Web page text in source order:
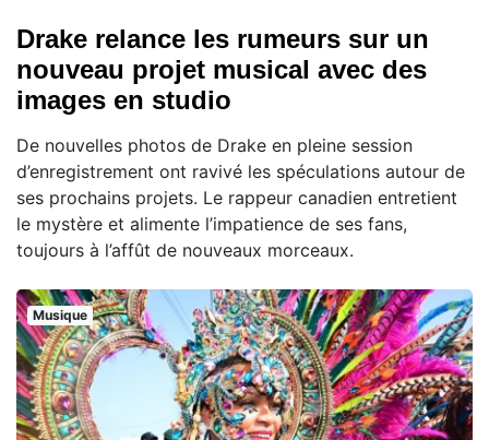
Drake relance les rumeurs sur un
nouveau projet musical avec des
images en studio
De nouvelles photos de Drake en pleine session
d’enregistrement ont ravivé les spéculations autour de
ses prochains projets. Le rappeur canadien entretient
le mystère et alimente l’impatience de ses fans,
toujours à l’affût de nouveaux morceaux.
Musique